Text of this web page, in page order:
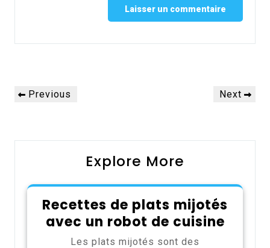
Navigation
dePrevious
Previous
Next
Next
Explore More
Recettes de plats mijotés
avec un robot de cuisine
Les plats mijotés sont des